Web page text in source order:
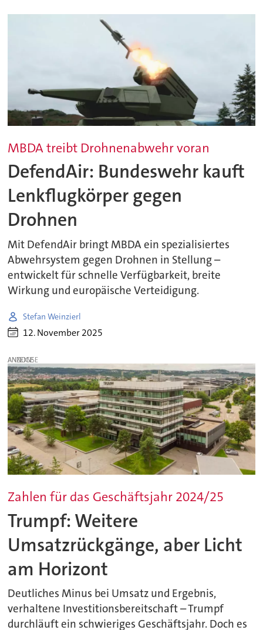
MBDA treibt Drohnenabwehr voran
DefendAir: Bundeswehr kauft
Lenkflugkörper gegen
Drohnen
Mit DefendAir bringt MBDA ein spezialisiertes
Abwehrsystem gegen Drohnen in Stellung –
entwickelt für schnelle Verfügbarkeit, breite
Wirkung und europäische Verteidigung.
Stefan Weinzierl
12. November 2025
ANZEIGE
Zahlen für das Geschäftsjahr 2024/25
Trumpf: Weitere
Umsatzrückgänge, aber Licht
am Horizont
Deutliches Minus bei Umsatz und Ergebnis,
verhaltene Investitionsbereitschaft – Trumpf
durchläuft ein schwieriges Geschäftsjahr. Doch es